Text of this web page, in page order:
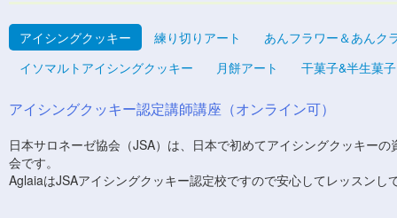
アイシングクッキー 練り切りアート
あんフラワー＆あんク
イソマルトアイシングクッキー
月餅アート 干菓子&半生菓子
アイシングクッキー認定講師講座（オンライン可）
日本サロネーゼ協会（JSA）は、日本で初めてアイシングクッキーの
会です。
AglaiaはJSAアイシングクッキー認定校ですので安心してレッスンし